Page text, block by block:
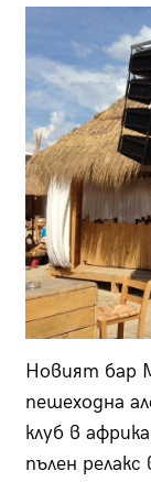
Новият бар
пешеходна
клуб в
пълен